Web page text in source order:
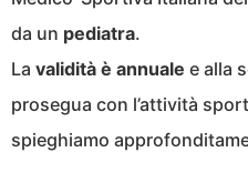
da un pediatra.
La validità è annuale e alla
prosegua con l’attività
spieghiamo